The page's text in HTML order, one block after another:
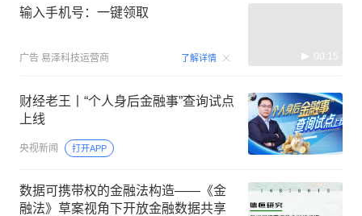
输入手机号：一键领取
广告 易泽科技运营商 了解详情 00:15
财经老王丨“个人身后金融事”查询试点
上线
央视新闻 打开APP
数据可携带权的金融法构造——《金
融法》草案视角下开放金融数据共享